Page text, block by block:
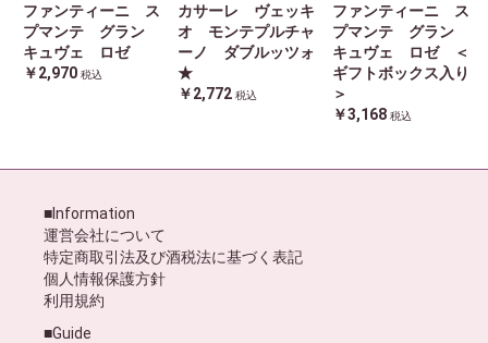
ファンティーニ ス
プマンテ グラン
キュヴェ ロゼ
￥2,970 税込
カサーレ ヴェッキ
オ モンテプルチャ
ーノ ダブルッツォ
★
￥2,772 税込
ファンティーニ ス
プマンテ グラン
キュヴェ ロゼ ＜
ギフトボックス入り
＞
￥3,168 税込
■Information
運営会社について
特定商取引法及び酒税法に基づく表記
個人情報保護方針
利用規約
■Guide